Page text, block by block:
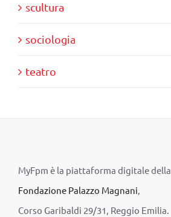
scultura
sociologia
teatro
MyFpm è la piattaforma digitale della
Fondazione Palazzo Magnani,
Corso Garibaldi 29/31, Reggio Emilia.